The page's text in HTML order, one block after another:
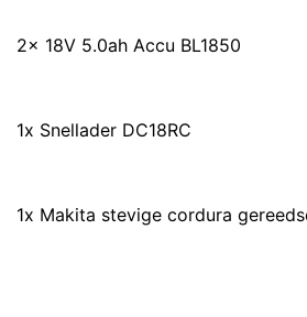
2x 18V 5.0ah Accu BL1850
1x Snellader DC18RC
1x Makita stevige cordura